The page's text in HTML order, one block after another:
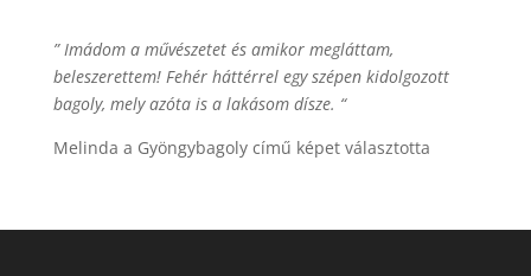
” Imádom a művészetet és amikor megláttam,
beleszerettem! Fehér háttérrel egy szépen kidolgozott
bagoly, mely azóta is a lakásom dísze. “
Melinda a Gyöngybagoly című képet választotta